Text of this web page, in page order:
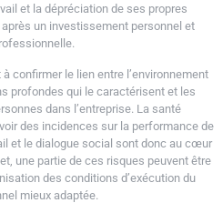
et la dépréciation de ses propres
un investissement personnel et
confirmer le lien entre l’environnement
profondes qui le caractérisent et les
dans l’entreprise. La santé
des incidences sur la performance de
et le dialogue social sont donc au cœur
une partie de ces risques peuvent être
des conditions d’exécution du
mieux adaptée.